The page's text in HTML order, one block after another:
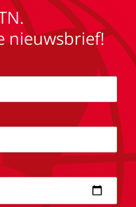
nieuwsbrief!